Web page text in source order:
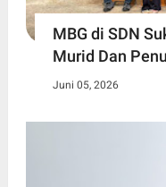
MBG di SDN
Murid Dan
Juni 05, 2026